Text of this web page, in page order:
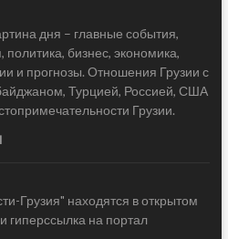
дня – главные события,
бизнес, экономика,
и прогнозы. Отношения Грузии с
Турцией, Россией, США
Грузии.
Грузия" находятся в открытом
гиперссылка на портал